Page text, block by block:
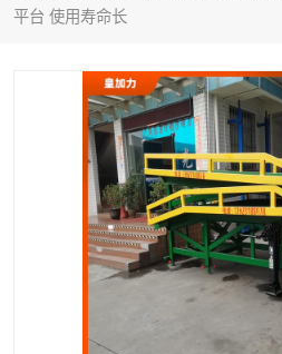
平台 使用寿命长
移动式登车桥
步行式电动堆高车
叉车装卸货平台
移动式升降平台
集装箱装柜平台